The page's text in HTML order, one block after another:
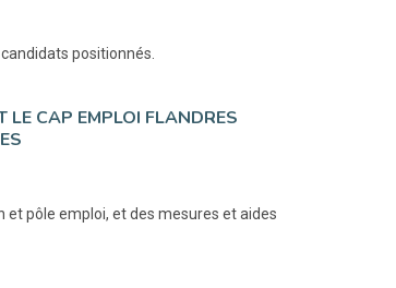
positionnés.
LE CAP EMPLOI FLANDRES
pôle emploi, et des mesures et aides